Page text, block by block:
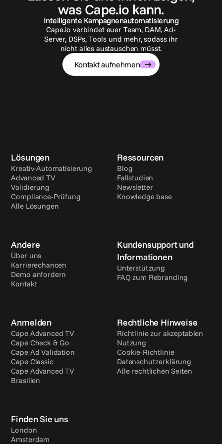
was Cape.io kann.
Intelligente Kampagnenautomatisierung
Cape.io verbindet euer Team, DAM, Ad-
Server, DSPs, Tools und mehr, sodass ihr
nicht alles austauschen müsst.
Kontakt aufnehmen
Lösungen
Kreativ-Automatisierung
Advanced TV
Validierung
Compliance-Prüfung
Alle Lösungen
Ressourcen
Blog
Fallstudien
Newsletter
Knowledge base
Andere
Über uns
Karrierechancen
Demo anfordern
Kontakt
Kundensupport und
Informationen
Unterstützung
FAQ zum Rebranding
Anmelden
Cape Advanced TV
Cape Check & Go
Cape Ad Validation
Cape Classic
Cape Advanced TV
Brasilien
Rechtliche Hinweise
Richtlinie zur akzeptablen
Nutzung
Cookie-Richtlinie
Datenschutzerklärung
Alle rechtlichen Seiten
Finden Sie uns
London
Amsterdam